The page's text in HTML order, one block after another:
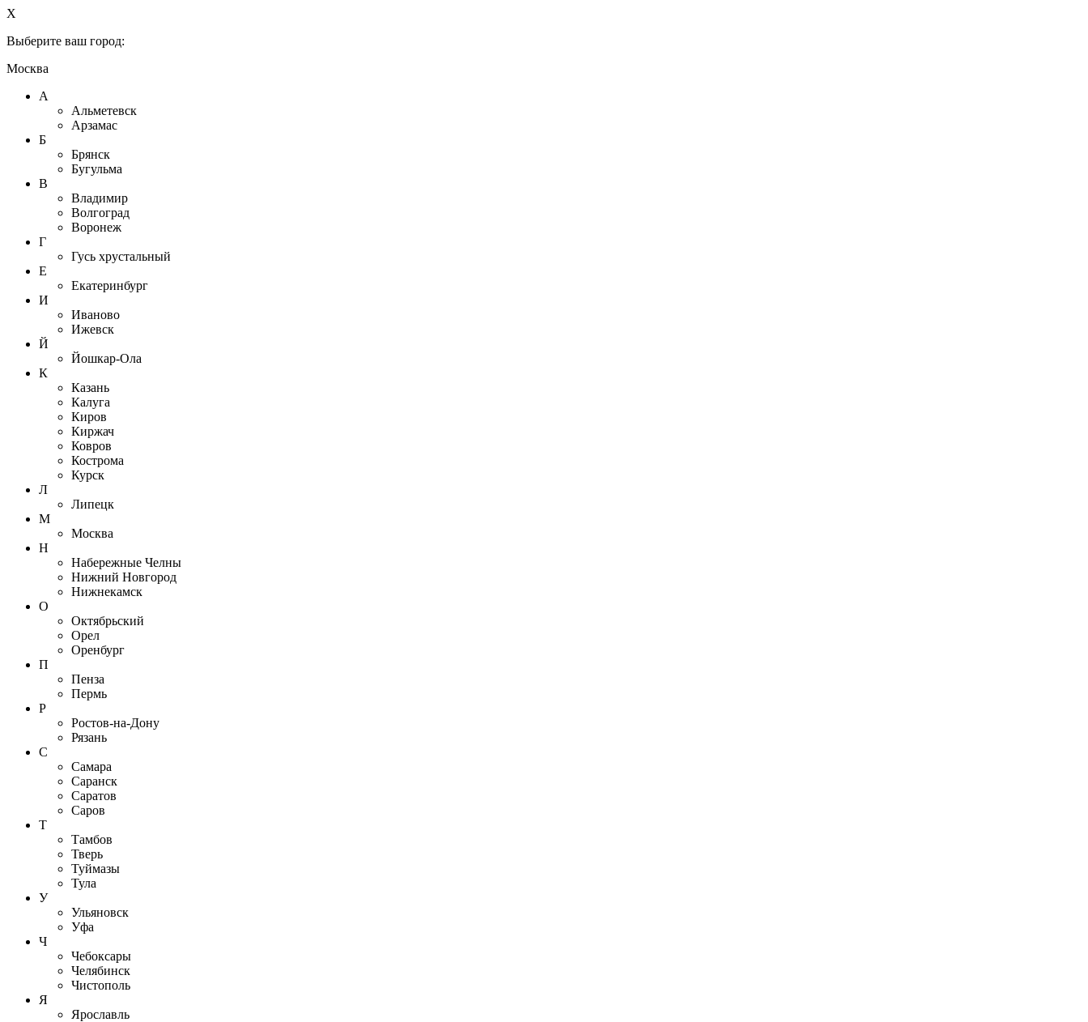
X
Выберите ваш город:
Москва
А
Альметевск
Арзамас
Б
Брянск
Бугульма
В
Владимир
Волгоград
Воронеж
Г
Гусь хрустальный
Е
Екатеринбург
И
Иваново
Ижевск
Й
Йошкар-Ола
К
Казань
Калуга
Киров
Киржач
Ковров
Кострома
Курск
Л
Липецк
М
Москва
Н
Набережные Челны
Нижний Новгород
Нижнекамск
О
Октябрьский
Орел
Оренбург
П
Пенза
Пермь
Р
Ростов-на-Дону
Рязань
С
Самара
Саранск
Саратов
Саров
Т
Тамбов
Тверь
Туймазы
Тула
У
Ульяновск
Уфа
Ч
Чебоксары
Челябинск
Чистополь
Я
Ярославль